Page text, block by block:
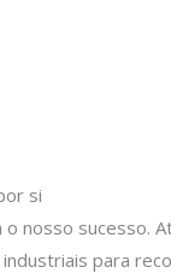
si
nosso sucesso.
para